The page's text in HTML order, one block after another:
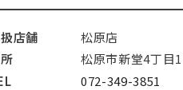
店舗
松原店
松原市新堂4丁目
072-349-3851